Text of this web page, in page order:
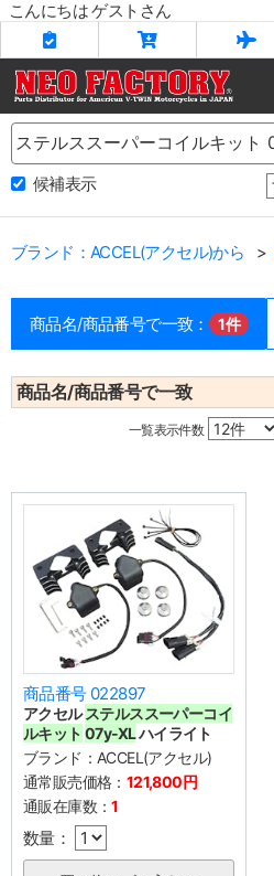
こんにちは ゲストさん
Name
候補表示
ブランド：ACCEL(アクセル)から
商品名/商品番号で一致： 1件
商品名/商品番号で一致
一覧表示件数
商品番号 022897
アクセルステルススーパーコイ
ルキット 07y-XLハイライト
ブランド： ACCEL(アクセル)
通常販売価格： 121,800円
通販在庫数：1
数量：